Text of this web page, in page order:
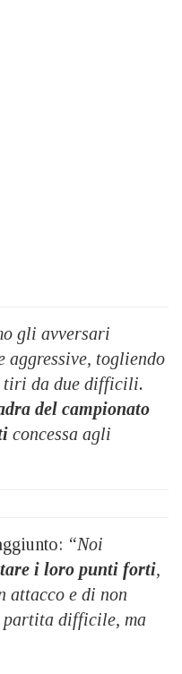
gli avversari
aggressive, togliendo
tiri da due difficili.
del campionato
concessa agli
“Noi
i loro punti forti,
attacco e di non
partita difficile, ma